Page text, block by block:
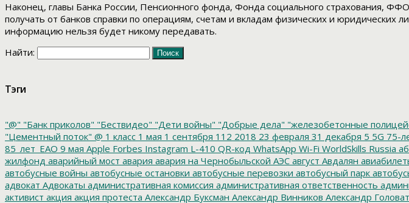
Наконец, главы Банка России, Пенсионного фонда, Фонда социального страхования,
получать от банков справки по операциям, счетам и вкладам физических и
информацию нельзя будет никому передавать.
Найти:
Тэги
"@" "Банк приколов" "Бествидео" "Дети войны" "Добрые дела" "железобетонные
"Цементный поток" @ 1 класс 1 мая 1 сентября 112 2018 23 февраля 31 декабря 5 5G 75-
85_лет_ЕАО 9 мая Apple Forbes Instagram L-410 QR-код WhatsApp Wi-Fi WorldSkills Russia
жилфонд аварийный мост авария авария на Чернобыльской АЭС август Авдалян
автобусные войны автобусные остановки автобусные перевозки автобусный парк
адвокат Адвокаты административная комиссия административная ответственность
активист акция акция протеста Александр Буксман Александр Винников Александр